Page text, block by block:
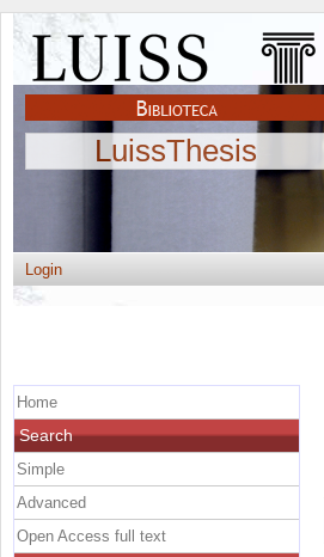
LuissThesis
Login
Home
Search
Simple
Advanced
Open Access full text